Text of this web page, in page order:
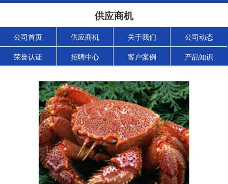
供应商机
公司首页 供应商机 关于我们 公司动态
荣誉认证 招聘中心 客户案例 产品知识